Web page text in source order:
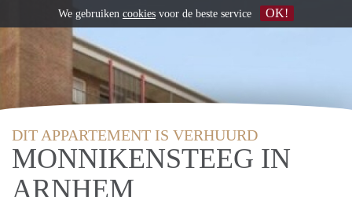
DIT APPARTEMENT IS VERHUURD
MONNIKENSTEEG IN
ARNHEM
We gebruiken cookies voor de beste service OK!